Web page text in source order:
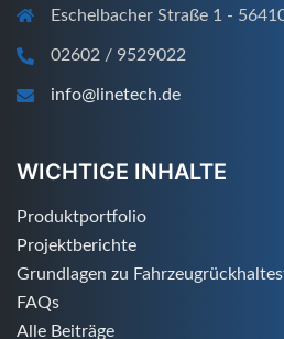
Eschelbacher Straße 1 -
02602 / 9529022
info@linetech.de
WICHTIGE INHALTE
Produktportfolio
Projektberichte
Grundlagen zu
FAQs
Alle Beiträge